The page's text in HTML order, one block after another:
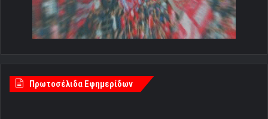
Πρωτοσέλιδα Εφημερίδων